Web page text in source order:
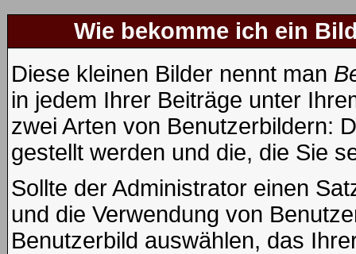
Wie bekomme ich ein
Diese kleinen Bilder nennt man
in jedem Ihrer Beiträge unter
zwei Arten von Benutzerbildern:
gestellt werden und die, die Sie
Sollte der Administrator einen
und die Verwendung von
Benutzerbild auswählen, das